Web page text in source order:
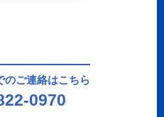
せに対応・管理するため
ービスの提供・運用のため
のご連絡はこちら
0970